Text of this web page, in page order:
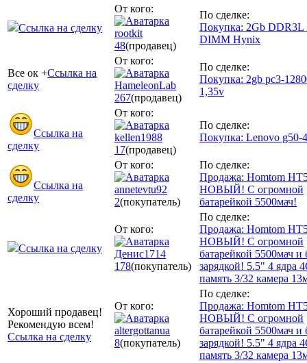
Ссылка на сделку
От кого:
rootkit
48(продавец)
По сделке:
Покупка: 2Gb DDR3L
DIMM Hynix
Все ок +Ссылка на
сделку
От кого:
HameleonLab
267(продавец)
По сделке:
Покупка: 2gb pc3-
1,35v
Ссылка на
сделку
От кого:
kellen1988
17(продавец)
По сделке:
Покупка: Lenovo g50-
Ссылка на
сделку
От кого:
annetevtu92
2(покупатель)
По сделке:
Продажа: Homtom
НОВЫЙ! С огромной
батарейкой 5500мач!
Ссылка на сделку
От кого:
Денис1714
178(покупатель)
По сделке:
Продажа: Homtom
НОВЫЙ! С огромной
батарейкой 5500мач и
зарядкой! 5.5" 4 ядра
память 3/32 камера
Хороший продавец!
Рекомендую всем!
Ссылка на сделку
От кого:
altergottanua
8(покупатель)
По сделке:
Продажа: Homtom
НОВЫЙ! С огромной
батарейкой 5500мач и
зарядкой! 5.5" 4 ядра
память 3/32 камера